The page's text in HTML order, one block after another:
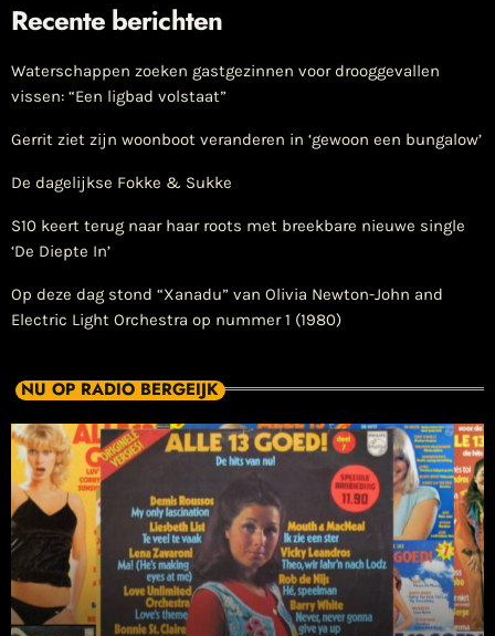
Recente berichten
Waterschappen zoeken gastgezinnen voor drooggevallen
vissen: “Een ligbad volstaat”
Gerrit ziet zijn woonboot veranderen in ‘gewoon een bungalow’
De dagelijkse Fokke & Sukke
S10 keert terug naar haar roots met breekbare nieuwe single
‘De Diepte In’
Op deze dag stond “Xanadu” van Olivia Newton-John and
Electric Light Orchestra op nummer 1 (1980)
NU OP RADIO BERGEIJK